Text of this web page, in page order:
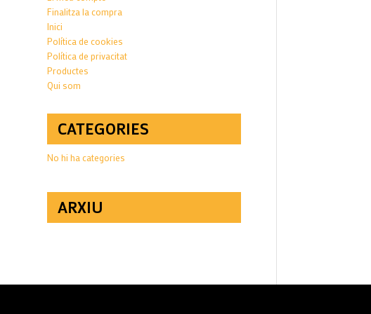
Finalitza la compra
Inici
Política de cookies
Política de privacitat
Productes
Qui som
CATEGORIES
No hi ha categories
ARXIU